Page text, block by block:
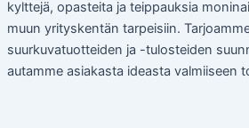
kylttejä, opasteita ja teippauksia
muun yrityskentän tarpeisiin.
suurkuvatuotteiden ja -tulosteiden
autamme asiakasta ideasta valmiiseen